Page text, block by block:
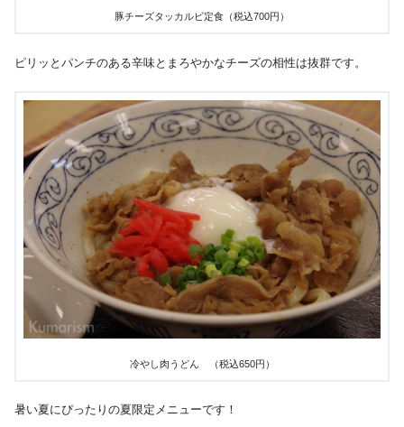
豚チーズタッカルビ定食（税込700円）
ピリッとパンチのある辛味とまろやかなチーズの相性は抜群です。
冷やし肉うどん （税込650円）
暑い夏にぴったりの夏限定メニューです！